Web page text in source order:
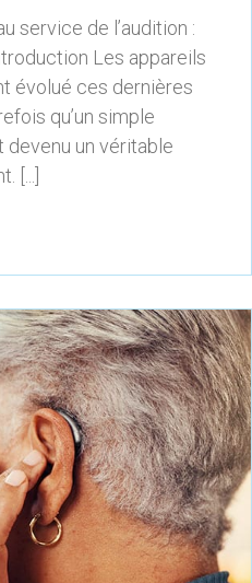
service de l’audition :
Les appareils
évolué ces dernières
qu’un simple
un véritable
[...]